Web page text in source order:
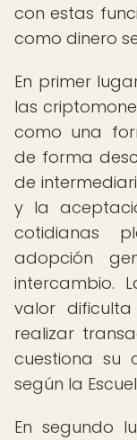
con estas
como dinero
En primer
las
como una
de forma
de
y la
cotidianas
adopción
intercambio.
valor
realizar
cuestiona su
según la
En segundo